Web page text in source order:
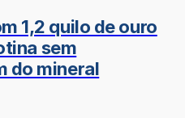
1,2 quilo de ouro
sem
do mineral